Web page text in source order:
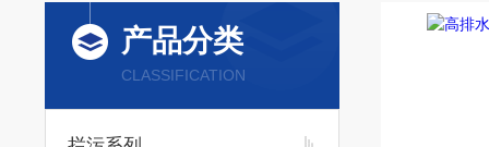
产品分类
CLASSIFICATION